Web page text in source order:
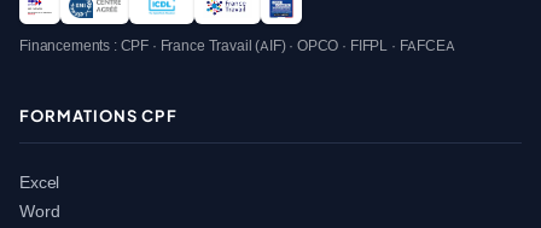
Financements : CPF · France Travail (AIF) · OPCO · FIFPL · FAFCEA
FORMATIONS CPF
Excel
Word